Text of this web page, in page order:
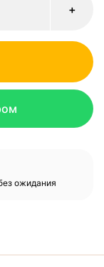
+
ожидания